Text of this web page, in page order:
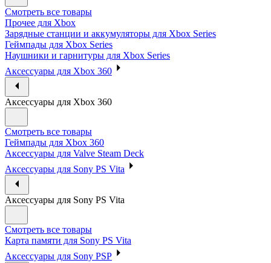
Смотреть все товары
Прочее для Xbox
Зарядные станции и аккумуляторы для Xbox Series
Геймпады для Xbox Series
Наушники и гарнитуры для Xbox Series
Аксессуары для Xbox 360
Аксессуары для Xbox 360
Смотреть все товары
Геймпады для Xbox 360
Аксессуары для Valve Steam Deck
Аксессуары для Sony PS Vita
Аксессуары для Sony PS Vita
Смотреть все товары
Карта памяти для Sony PS Vita
Аксессуары для Sony PSP